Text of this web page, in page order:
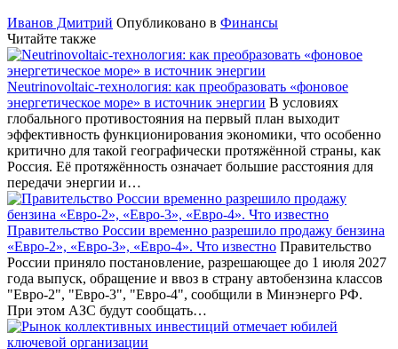
Иванов Дмитрий Опубликовано в Финансы
Читайте также
Neutrinovoltaic‑технология: как преобразовать «фоновое
энергетическое море» в источник энергии В условиях
глобального противостояния на первый план выходит
эффективность функционирования экономики, что особенно
критично для такой географически протяжённой страны, как
Россия. Её протяжённость означает большие расстояния для
передачи энергии и…
Правительство России временно разрешило продажу бензина
«Евро-2», «Евро-3», «Евро-4». Что известно Правительство
России приняло постановление, разрешающее до 1 июля 2027
года выпуск, обращение и ввоз в страну автобензина классов
"Евро-2", "Евро-3", "Евро-4", сообщили в Минэнерго РФ.
При этом АЗС будут сообщать…